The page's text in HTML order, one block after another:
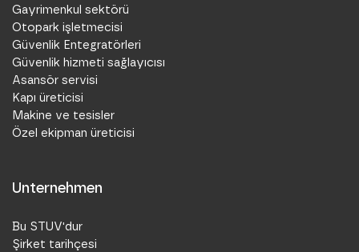
Gayrimenkul sektörü
Otopark işletmecisi
Güvenlik Entegratörleri
Güvenlik hizmeti sağlayıcısı
Asansör servisi
Kapı üreticisi
Makine ve tesisler
Özel ekipman üreticisi
Unternehmen
Bu STUV'dur
Şirket tarihçesi